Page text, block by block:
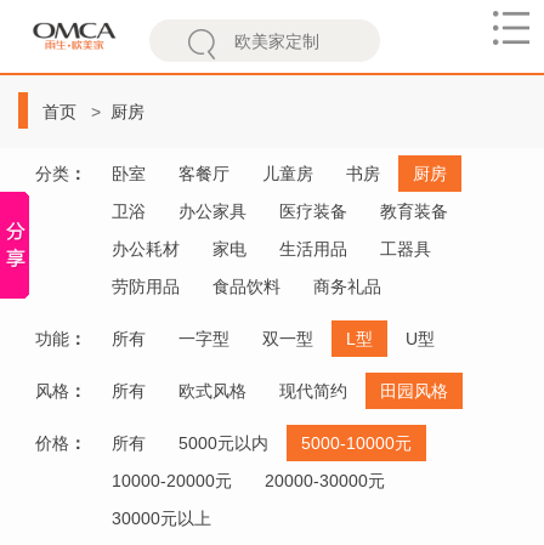
欧
首页 厨房
分类 ： 卧室 客餐厅 儿童房 书房
厨房
卫浴
办公家具 医疗装备
教育装备
办公耗材
家电 生活用品
工器具
劳防用品
食品饮料 商务礼品
功能 ： 所有 一字型 双一型 L型 U型
风格 ： 所有 欧式风格 现代简约 田园风格
价格 ： 所有 5000元以内
5000-10000元
10000-20000元
20000-30000元
30000元以上